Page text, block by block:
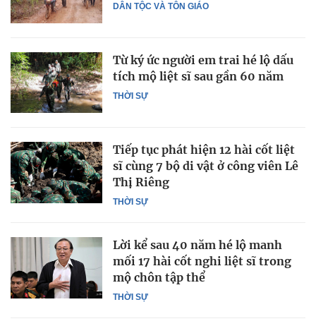
DÂN TỘC VÀ TÔN GIÁO
THỜI SỰ
Từ ký ức người em trai hé lộ dấu
tích mộ liệt sĩ sau gần 60 năm
THỜI SỰ
Tiếp tục phát hiện 12 hài cốt liệt
sĩ cùng 7 bộ di vật ở công viên Lê
Thị Riêng
THỜI SỰ
Lời kể sau 40 năm hé lộ manh
mối 17 hài cốt nghi liệt sĩ trong
mộ chôn tập thể